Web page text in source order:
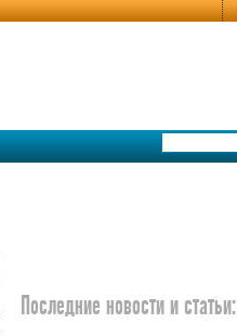
Последние новости и статьи: